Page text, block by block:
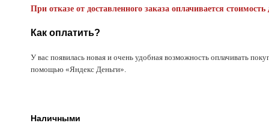
При отказе от доставленного заказа оплачивается стоимость
Как оплатить?
У вас появилась новая и очень удобная возможность оплачивать
помощью «Яндекс Деньги».
Наличными